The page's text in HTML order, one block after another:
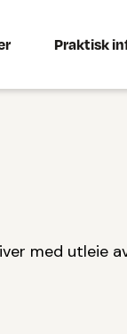
Praktisk
med utleie